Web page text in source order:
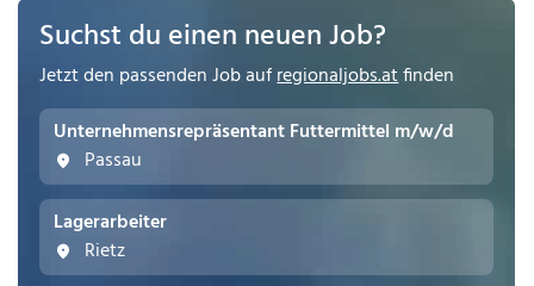
Suchst du einen neuen Job?
Jetzt den passenden Job aufregionaljobs.atfinden
Unternehmensrepräsentant Futtermittel m/w/d
Passau
Lagerarbeiter
Rietz